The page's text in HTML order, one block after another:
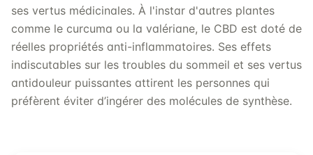
ses vertus médicinales. À l'instar d'autres plantes
comme le curcuma ou la valériane, le CBD est doté de
réelles propriétés anti-inflammatoires. Ses effets
indiscutables sur les troubles du sommeil et ses vertus
antidouleur puissantes attirent les personnes qui
préfèrent éviter d’ingérer des molécules de synthèse.